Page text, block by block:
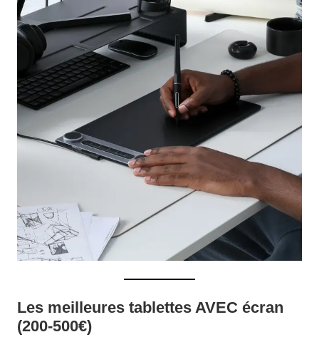
Les meilleures tablettes AVEC écran
(200-500€)